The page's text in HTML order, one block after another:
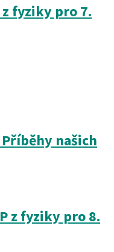
fyziky pro 7.
našich
z fyziky pro 8.